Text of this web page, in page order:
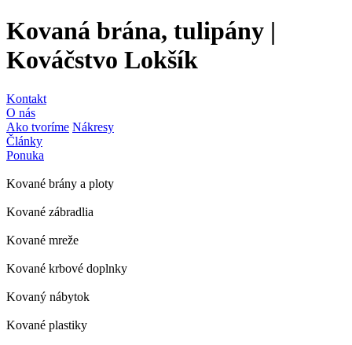
Kovaná brána, tulipány |
Kováčstvo Lokšík
Kontakt
O nás
Ako tvoríme Nákresy
Články
Ponuka
Kované brány a ploty
Kované zábradlia
Kované mreže
Kované krbové doplnky
Kovaný nábytok
Kované plastiky